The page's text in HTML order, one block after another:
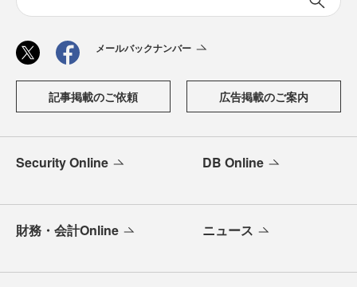
メールバックナンバー
記事掲載のご依頼 広告掲載のご案内
Security Online DB Online
財務・会計Online ニュース